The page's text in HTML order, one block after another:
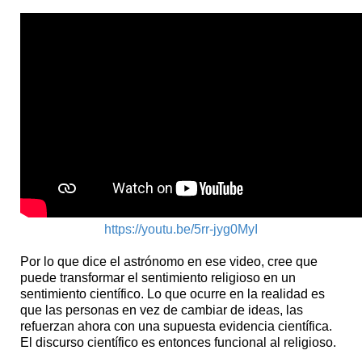
https://youtu.be/5rr-jyg0MyI
Por lo que dice el astrónomo en ese video, cree que
puede transformar el sentimiento religioso en un
sentimiento científico. Lo que ocurre en la realidad es
que las personas en vez de cambiar de ideas, las
refuerzan ahora con una supuesta evidencia científica.
El discurso científico es entonces funcional al religioso.